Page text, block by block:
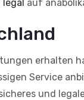
legal auf
erhalten
Service
und